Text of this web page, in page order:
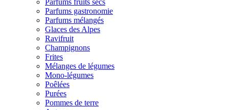
Parfums fruits secs
Parfums gastronomie
Parfums mélangés
Glaces des Alpes
Ravifruit
Champignons
Frites
Mélanges de légumes
Mono-légumes
Poêlées
Purées
Pommes de terre